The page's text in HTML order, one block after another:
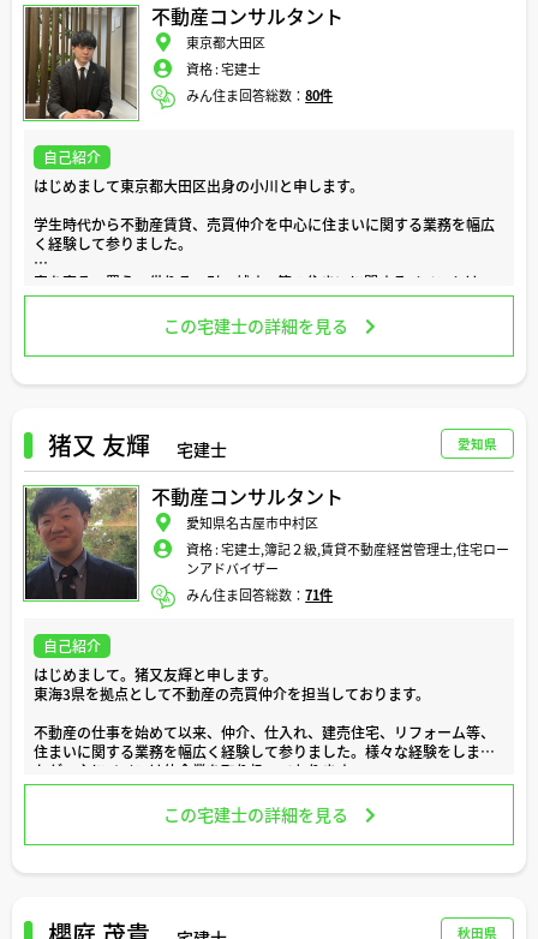
女性が家事をする、子育てをするうえで大切なのは、家の使いやすさ、
導線やいつもリラックスできる環境かどうか、そして子育てするに関し
て子育てに適した環境かどうか、などです。
もちろん、男性のご意見も大切ですが、奥様やお子様の意見も取り入
れ、何が一番住まい選びにとって大切かを考えながら、日々お客様とお
て頂いております。
日々の業務では、お客様の「安心」と「理想」を第一に、ご要望を丁寧
にお聞かせ頂いた上でお客様にどのようなご提案をすればより幸せにな
って頂けるかということを常に心がけております。
住宅ローンやリフォーム、地域の最新情報など、気になる事がございま
当社三協ハウジングは、横須賀市や横浜市金沢区を中心とした周辺エリ
しております。
販売、収納スペースのレンタル事業、アパート経営・相続相談等、不動
産に関することならお気軽にご相談ください。
不動産に強い各種専門家とも連携しスタッフ一丸となり、お客様のご要
望の実現を誠心誠意お手伝いさせていただきます。 三協ハウジングは横
須賀市にお店を構えて38年、これからも地元に密着してお客様に信頼さ
れるよう、喜んでいただけるように努力してまいります。 ご売却・賃貸
についての査定・相談も無料ですので、お気軽にお問い合わせくださ
い。
不動産コンサルタント
東京都大田区
資格 :宅建士
みん住ま回答総数：80件
自己紹介
はじめまして東京都大田区出身の小川と申します。
学生時代から不動産賃貸、売買仲介を中心に住まいに関する業務を幅広
く経験して参りました。
家を売る、買う、借りる、引っ越す、等の住まいに関するイベントは、
お客様にとって心に残る思い出となる出来事であり、また、より豊かな
人生へとステップアップして頂くための大切な節目でもあります。
私は、今まで、様々なお客様のこのような大切な節目のお手伝いをする
にお聞かせ頂いた上でお客様にどのようなご提案をすればより幸せにな
って頂けるかということを常に心がけております。
住宅ローンやリフォーム、地域の最新情報など、気になる事がございま
したら、どのような些細なことでもお気軽にご相談ください。
どうぞよろしくお願い致します。
この宅建士の詳細を見る
猪又 友輝 宅建士 愛知県
不動産コンサルタント
愛知県名古屋市中村区
資格 :宅建士,簿記２級,賃貸不動産経営管理士,住宅ロー
ンアドバイザー
みん住ま回答総数：71件
自己紹介
はじめまして。猪又友輝と申します。
東海3県を拠点として不動産の売買仲介を担当しております。
不動産の仕事を始めて以来、仲介、仕入れ、建売住宅、リフォーム等、
住まいに関する業務を幅広く経験して参りました。様々な経験をしまし
たが、主にメインは仲介業を取り扱っております。
不動産購入・売却は物件とのご縁もありますがお会いするお客様もご縁
だと思っております。
日々の業務では、お客様の「安心」と「理想」を第一に、ご要望を丁寧
この宅建士の詳細を見る
秋田県